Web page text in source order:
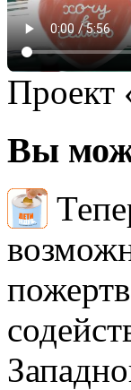
Проект
Вы